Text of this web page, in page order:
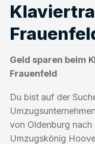
Geld sparen beim
Frauenfeld
Du bist auf der
von Oldenburg
Umzugskönig